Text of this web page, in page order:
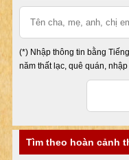
(*) Nhập thông tin bằng
năm thất lạc, quê quán,
Tìm theo hoàn cảnh